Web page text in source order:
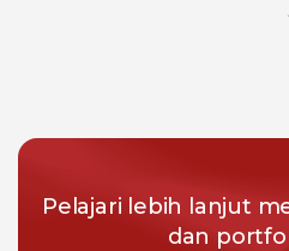
Pelajari lebih lanjut
dan